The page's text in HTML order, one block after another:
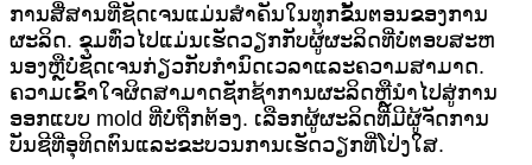
ການສື່ສານທີ່ຊັດເຈນແມ່ນສໍາຄັນໃນທຸກຂັ້ນຕອນຂອງການ
ຜະລິດ. ຂຸມທົ່ວໄປແມ່ນເຮັດວຽກກັບຜູ້ຜະລິດທີ່ບໍ່ຕອບສະຫ
ນອງຫຼືບໍ່ຊັດເຈນກ່ຽວກັບກໍານົດເວລາແລະຄວາມສາມາດ.
ຄວາມເຂົ້າໃຈຜິດສາມາດຊັກຊ້າການຜະລິດຫຼືນໍາໄປສູ່ການ
ອອກແບບ mold ທີ່ບໍ່ຖືກຕ້ອງ. ເລືອກຜູ້ຜະລິດທີ່ມີຜູ້ຈັດການ
ບັນຊີທີ່ອຸທິດຕົນແລະຂະບວນການເຮັດວຽກທີ່ໂປ່ງໃສ.